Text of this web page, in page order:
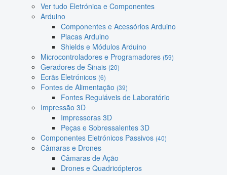
Ver tudo Eletrónica e Componentes
Arduino
Componentes e Acessórios Arduino
Placas Arduino
Shields e Módulos Arduino
Microcontroladores e Programadores (59)
Geradores de Sinais (20)
Ecrãs Eletrónicos (6)
Fontes de Alimentação (39)
Fontes Reguláveis de Laboratório
Impressão 3D
Impressoras 3D
Peças e Sobressalentes 3D
Componentes Eletrónicos Passivos (40)
Câmaras e Drones
Câmaras de Ação
Drones e Quadricópteros